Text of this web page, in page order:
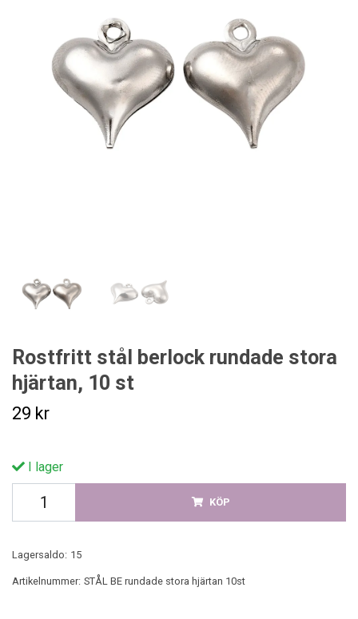
Rostfritt stål berlock rundade stora
hjärtan, 10 st
29 kr
I lager
KÖP
Lagersaldo: 15
Artikelnummer: STÅL BE rundade stora hjärtan 10st